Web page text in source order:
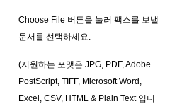
Choose File 버튼을 눌러 팩스를 보낼
문서를 선택하세요.
(지원하는 포맷은 JPG, PDF, Adobe
PostScript, TIFF, Microsoft Word,
Excel, CSV, HTML & Plain Text 입니